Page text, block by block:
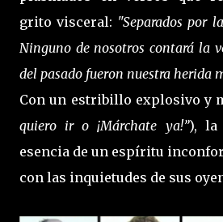
grito visceral: "Separados por
Ninguno de nosotros contará la
del pasado fueron nuestra herida
Con un estribillo explosivo y
quiero ir o ¡Márchate ya!”), la
esencia de un espíritu
con las inquietudes de sus